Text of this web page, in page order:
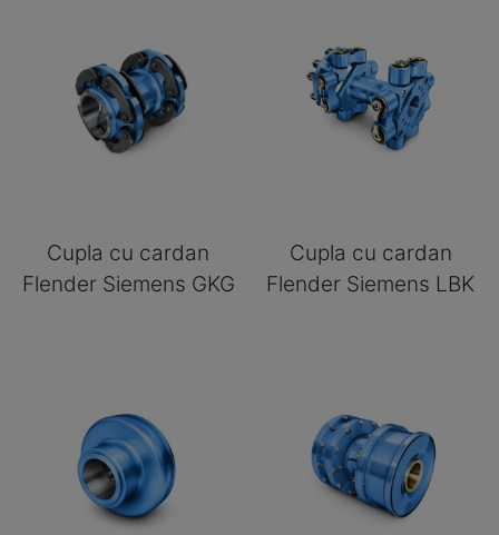
Cupla cu cardan
Flender Siemens GKG
Cupla cu cardan
Flender Siemens LBK